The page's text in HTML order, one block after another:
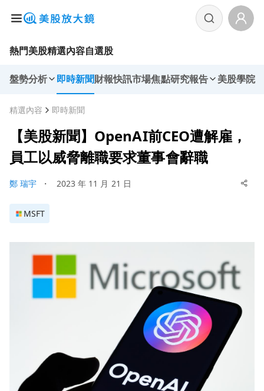
熱門美股精選內容自選股
盤勢分析 即時新聞財報快訊市場焦點研究報告 美股學院
精選內容 即時新聞
【美股新聞】OpenAI前CEO遭解雇，
員工以威脅離職要求董事會辭職
鄭 瑞宇 ・ 2023 年 11 月 21 日
MSFT